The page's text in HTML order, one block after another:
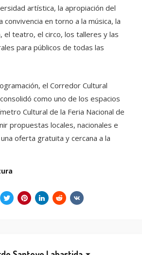
artística, la apropiación del
convivencia en torno a la música, la
el teatro, el circo, los talleres y las
para públicos de todas las
el Corredor Cultural
como uno de los espacios
Cultural de la Feria Nacional de
propuestas locales, nacionales e
oferta gratuita y cercana a la